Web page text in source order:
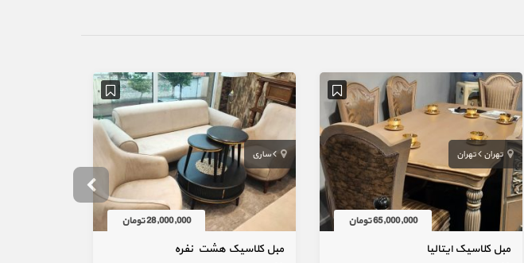
تهران تهران
65,000,000 تومان
مبل کلاسیک ایتالیا
ساری
28,000,000 تومان
مبل کلاسیک هشت نفره